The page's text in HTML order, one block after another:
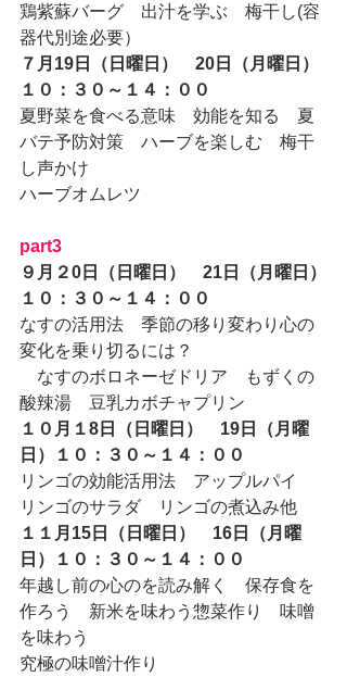
鶏紫蘇バーグ　出汁を学ぶ　梅干し(容
器代別途必要）
７月19日（日曜日）　20日（月曜日）
１０：３０～１４：００
夏野菜を食べる意味　効能を知る　夏
バテ予防対策　ハーブを楽しむ　梅干
し声かけ
ハーブオムレツ
part3
９月２0日（日曜日）　21日（月曜日）
１０：３０～１４：００
なすの活用法　季節の移り変わり心の
変化を乗り切るには？
なすのボロネーゼドリア　もずくの
酸辣湯　豆乳カボチャプリン
１０月１8日（日曜日）　19日（月曜
日）１０：３０～１４：００
リンゴの効能活用法　アップルパイ
リンゴのサラダ　リンゴの煮込み他
１１月15日（日曜日）　16日（月曜
日）１０：３０～１４：００
年越し前の心のを読み解く　保存食を
作ろう　新米を味わう惣菜作り　味噌
を味わう
究極の味噌汁作り